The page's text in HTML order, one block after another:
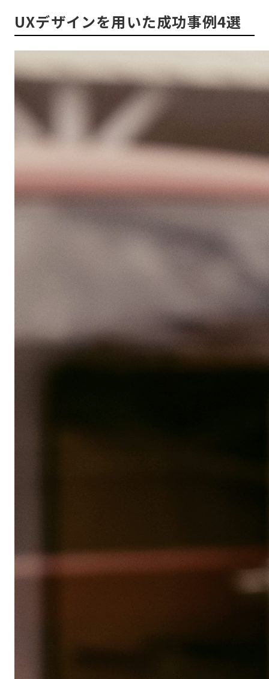
UXデザインを用いた成功事例4選